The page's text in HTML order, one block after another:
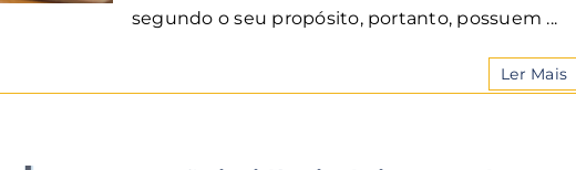
segundo o seu propósito, portanto, possuem ...
Ler Mais